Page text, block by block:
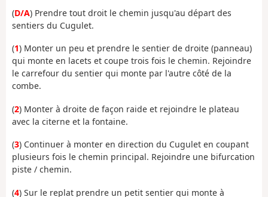
(D/A) Prendre tout droit le chemin jusqu'au départ des
sentiers du Cugulet.
(1) Monter un peu et prendre le sentier de droite (panneau)
qui monte en lacets et coupe trois fois le chemin. Rejoindre
le carrefour du sentier qui monte par l'autre côté de la
combe.
(2) Monter à droite de façon raide et rejoindre le plateau
avec la citerne et la fontaine.
(3) Continuer à monter en direction du Cugulet en coupant
plusieurs fois le chemin principal. Rejoindre une bifurcation
piste / chemin.
(4) Sur le replat prendre un petit sentier qui monte à